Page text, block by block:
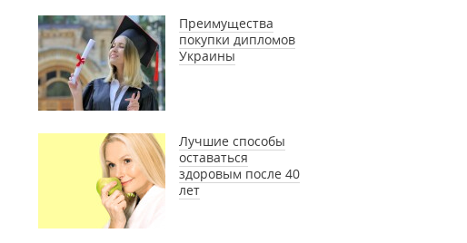
Преимущества
покупки дипломов
Украины
Лучшие способы
оставаться
здоровым после 40
лет